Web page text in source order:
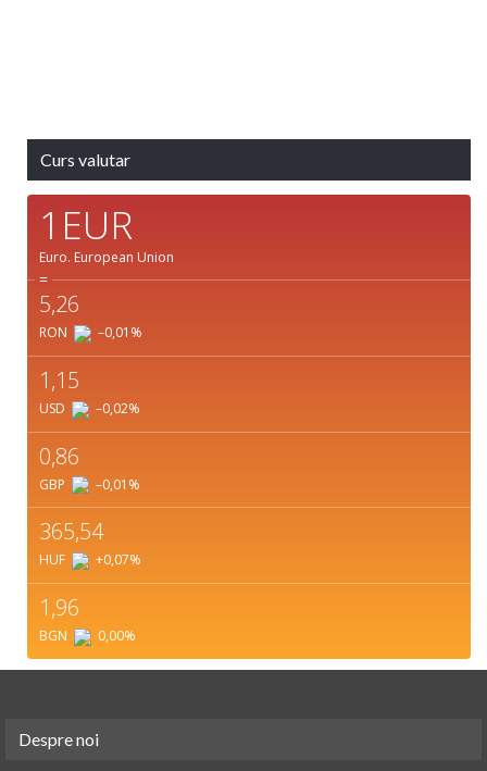
Curs valutar
1EUR
Euro. European Union
=
5,26
RON –0,01 %
1,15
USD –0,02%
0,86
GBP –0,01 %
365,54
HUF +0,07%
1,96
BGN 0,00%
Despre noi